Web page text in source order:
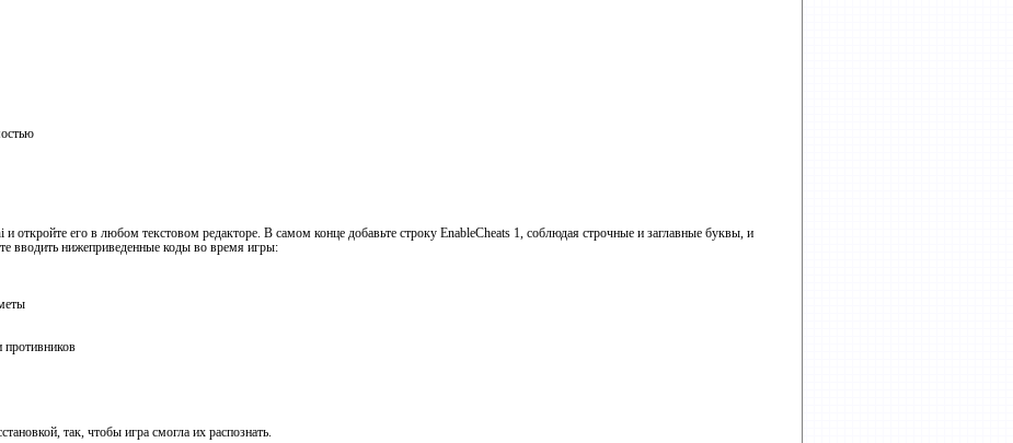
его в любом текстовом редакторе. В самом конце добавьте строку EnableCheats 1, соблюдая строчные и заглавные буквы, и
вводить нижеприведенные коды во время игры:
так, чтобы игра смогла их распознать.